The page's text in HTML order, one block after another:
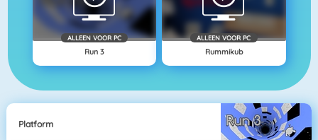
ALLEEN VOOR PC
Run 3
ALLEEN VOOR PC
Rummikub
Platform